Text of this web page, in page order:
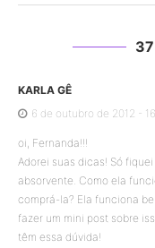
KARLA GÊ
6 de outubro de 2012 -
oi, Fernanda!!!
Adorei suas dicas! Só
absorvente. Como ela
comprá-la? Ela funciona
fazer um mini post sobre
têm essa dúvida!